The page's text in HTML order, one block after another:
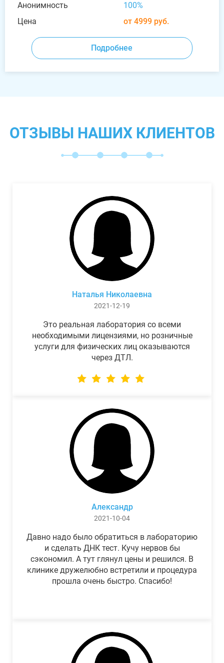
Анонимность
100%
Цена
от 4999 руб.
Подробнее
ОТЗЫВЫ НАШИХ КЛИЕНТОВ
Наталья Николаевна
2021-12-19
Это реальная лаборатория со всеми
необходимыми лицензиями, но розничные
услуги для физических лиц оказываются
через ДТЛ.
Александр
2021-10-04
Давно надо было обратиться в лабораторию
и сделать ДНК тест. Кучу нервов бы
сэкономил. А тут глянул цены и решился. В
клинике дружелюбно встретили и процедура
прошла очень быстро. Спасибо!